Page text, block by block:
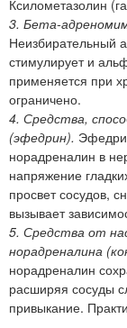
Ксилометазолин
3. Бета-
Неизбирательный
стимулирует и
применяется при
ограничено.
4. Средства,
(эфедрин).
норадреналин в
напряжение
просвет сосудов,
вызывает
5. Средства от
норадреналина
норадреналин
расширяя сосуды
привыкание.